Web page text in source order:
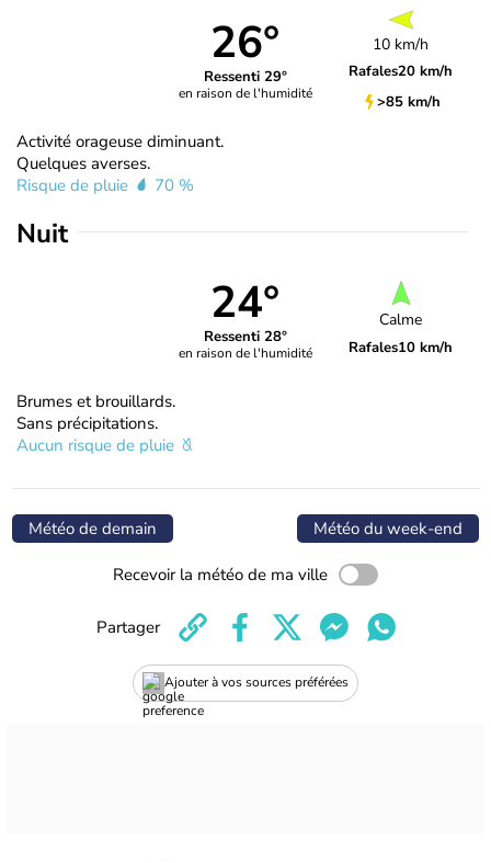
26°
Ressenti 29°
en raison de l'humidité
10 km/h
Rafales20 km/h
>85 km/h
Activité orageuse diminuant.
Quelques averses.
Risque de pluie
70 %
Nuit
24°
Ressenti 28°
en raison de l'humidité
Calme
Rafales10 km/h
Brumes et brouillards.
Sans précipitations.
Aucun risque de pluie
Météo de demain Météo du week-end
Recevoir la météo de ma ville
Ajouter à vos sources préférées
Partager